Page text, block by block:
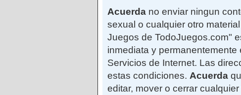
Acuerda no enviar ningun
sexual o cualquier otro
Juegos de TodoJuegos.com"
inmediata y
Servicios de Internet. Las
estas condiciones. Acuerda
editar, mover o cerrar